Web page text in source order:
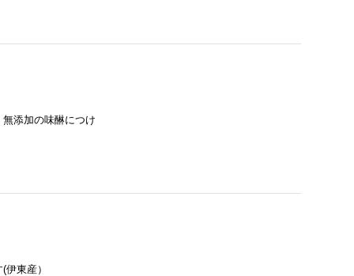
添加の味醂につけ
東産）